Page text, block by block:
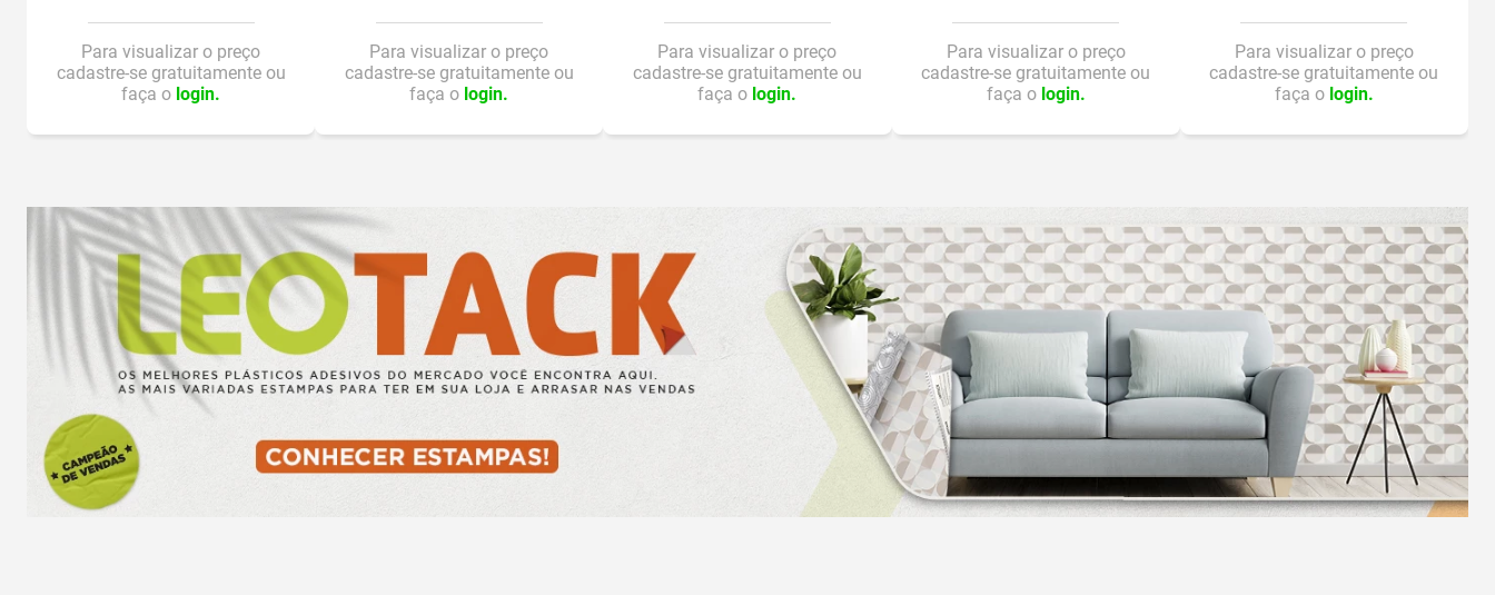
Para visualizar o preço
cadastre-se gratuitamente ou
faça o login.
Para visualizar o preço
cadastre-se gratuitamente ou
faça o login.
Para visualizar o preço
cadastre-se gratuitamente ou
faça o login.
Para visualizar o preço
cadastre-se gratuitamente ou
faça o login.
Para visualizar o preço
cadastre-se gratuitamente ou
faça o login.